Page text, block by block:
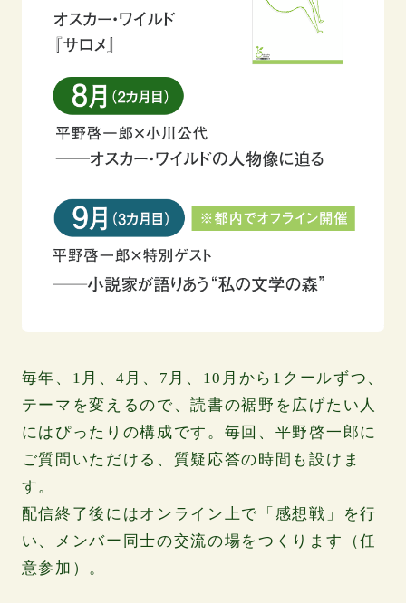
毎年、1月、4月、7月、10月から1クールずつ、
テーマを変えるので、読書の裾野を広げたい人
にはぴったりの構成です。毎回、平野啓一郎に
ご質問いただける、質疑応答の時間も設けま
す。
配信終了後にはオンライン上で「感想戦」を行
い、メンバー同士の交流の場をつくります（任
意参加）。